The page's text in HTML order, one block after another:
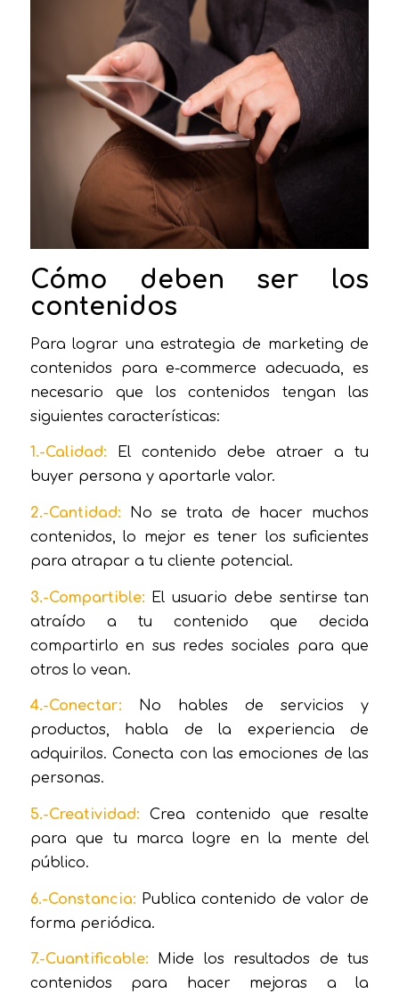
Cómo deben ser los
contenidos
Para lograr una estrategia de marketing de
contenidos para e-commerce adecuada, es
necesario que los contenidos tengan las
siguientes características:
1.-Calidad:
El contenido debe atraer a tu
buyer persona y aportarle valor.
2.-Cantidad:
No se trata de hacer muchos
contenidos, lo mejor es tener los suficientes
para atrapar a tu cliente potencial.
3.-Compartible:
El usuario debe sentirse tan
atraído a tu contenido que decida
compartirlo en sus redes sociales para que
otros lo vean.
4.-Conectar:
No hables de servicios y
productos, habla de la experiencia de
adquirilos. Conecta con las emociones de las
personas.
5.-Creatividad:Crea contenido que resalte
para que tu marca logre en la mente del
público.
6.-Constancia: Publica contenido de valor de
forma periódica.
7.-Cuantificable:
Mide los resultados de tus
contenidos para hacer mejoras a la